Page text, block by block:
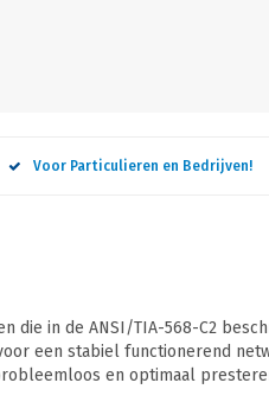
Voor Particulieren en Bedrijven!
in de ANSI/TIA-568-C2
een stabiel functionerend
en optimaal